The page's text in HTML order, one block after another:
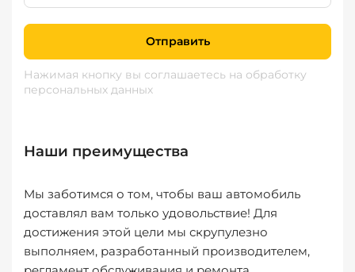
Отправить
Нажимая кнопку вы соглашаетесь на обработку
персональных данных
Наши преимущества
Мы заботимся о том, чтобы ваш автомобиль
доставлял вам только удовольствие! Для
достижения этой цели мы скрупулезно
выполняем, разработанный производителем,